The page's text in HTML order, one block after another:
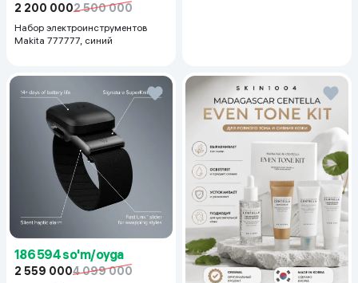
2 200 0002 500 000
Набор электроинструментов
Makita 777777, синий
186 594 so'm/oyga
2 559 0004 099 000